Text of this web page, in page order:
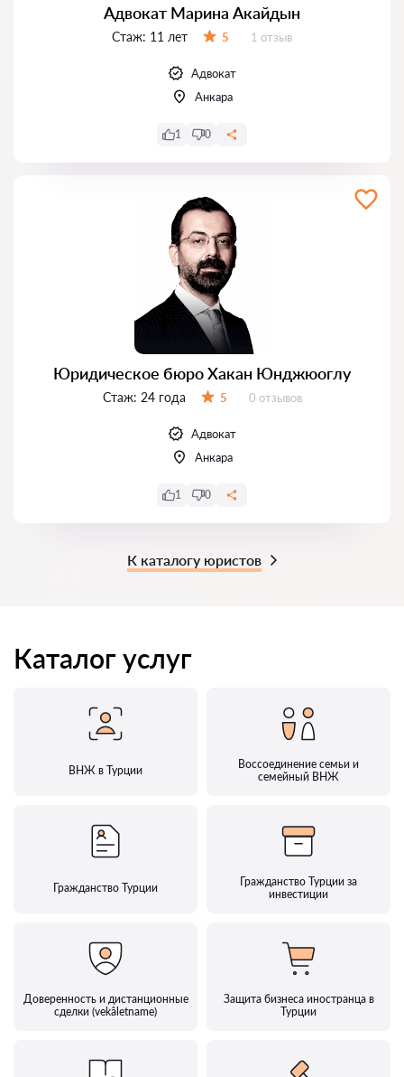
Адвокат Марина Акайдын
Стаж: 11 лет 5 Отзывов:
1 отзыв
Адвокат
Анкара
1 0
Юридическое бюро Хакан Юнджюоглу
Стаж: 24 года 5 Отзывов:
0 отзывов
Адвокат
Анкара
1 0
К каталогу юристов
Каталог услуг
ВНЖ в Турции
Воссоединение семьи и
семейный ВНЖ
Гражданство Турции
Гражданство Турции за
инвестиции
Доверенность и дистанционные
сделки (vekâletname)
Защита бизнеса иностранца в
Турции